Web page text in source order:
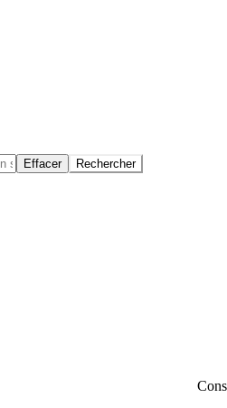
Effacer Rechercher